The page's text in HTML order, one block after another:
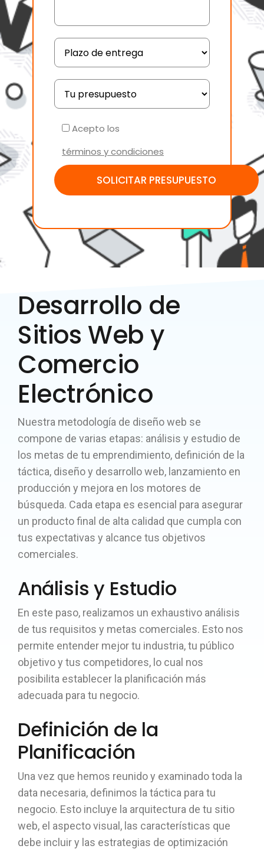
Acepto los
términos y condiciones
Desarrollo de
Sitios Web y
Comercio
Electrónico
Nuestra metodología de diseño web se
compone de varias etapas: análisis y estudio de
los metas de tu emprendimiento, definición de la
táctica, diseño y desarrollo web, lanzamiento en
producción y mejora en los motores de
búsqueda. Cada etapa es esencial para asegurar
un producto final de alta calidad que cumpla con
tus expectativas y alcance tus objetivos
comerciales.
Análisis y Estudio
En este paso, realizamos un exhaustivo análisis
de tus requisitos y metas comerciales. Esto nos
permite entender mejor tu industria, tu público
objetivo y tus competidores, lo cual nos
posibilita establecer la planificación más
adecuada para tu negocio.
Definición de la
Planificación
Una vez que hemos reunido y examinado toda la
data necesaria, definimos la táctica para tu
negocio. Esto incluye la arquitectura de tu sitio
web, el aspecto visual, las características que
debe incluir y las estrategias de optimización